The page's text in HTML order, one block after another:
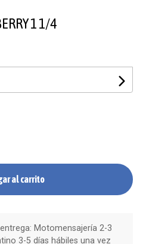
1 1/4
al carrito
Motomensajería 2-3
3-5 días hábiles una vez